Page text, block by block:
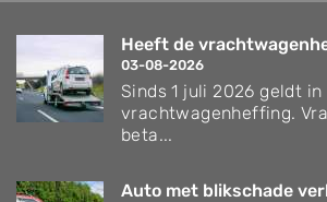
Heeft de
03-08-2026
Sinds 1 juli 2026 geldt in
vrachtwagenheffing.
beta...
Auto met blikschade